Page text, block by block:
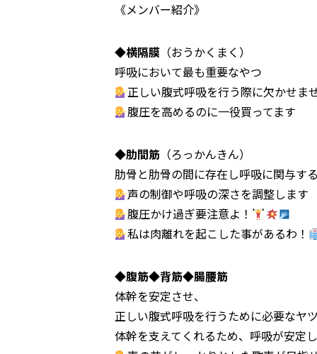
《メンバー紹介》
◆横隔膜 （おうかくまく）
呼吸において最も重要なやつ
正しい腹式呼吸を行う際に欠かせま
腹圧を高めるのに一役買ってます
◆肋間筋 （ろっかんきん）
肋骨と肋骨の間に存在し呼吸に関与す
声の制御や呼吸の深さを調整します
腹圧かけ過ぎ要注意よ！
私は肉離れを起こした事があるわ！
◆腹筋◆背筋◆腸腰筋
体幹を安定させ、
正しい腹式呼吸を行うために必要なヤ
体幹を支えてくれるため、呼吸が安定し